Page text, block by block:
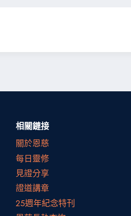
相關鏈接
關於恩慈
每日靈修
見證分享
證道講章
25週年紀念特刊